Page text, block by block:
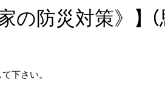
の防災対策》
下さい。